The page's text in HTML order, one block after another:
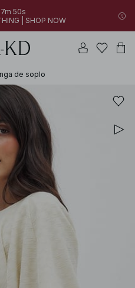
50s
| SHOP NOW
de soplo